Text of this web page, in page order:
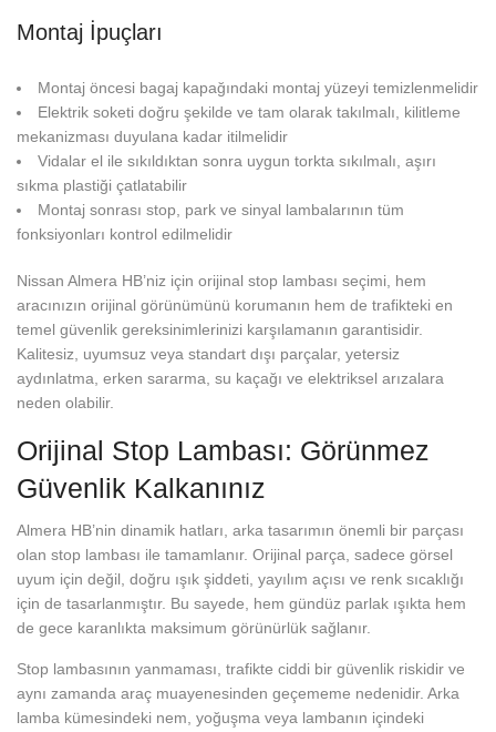
Montaj İpuçları
Montaj öncesi bagaj kapağındaki montaj yüzeyi temizlenmelidir
Elektrik soketi doğru şekilde ve tam olarak takılmalı, kilitleme
mekanizması duyulana kadar itilmelidir
Vidalar el ile sıkıldıktan sonra uygun torkta sıkılmalı, aşırı
sıkma plastiği çatlatabilir
Montaj sonrası stop, park ve sinyal lambalarının tüm
fonksiyonları kontrol edilmelidir
Nissan Almera HB’niz için orijinal stop lambası seçimi, hem
aracınızın orijinal görünümünü korumanın hem de trafikteki en
temel güvenlik gereksinimlerinizi karşılamanın garantisidir.
Kalitesiz, uyumsuz veya standart dışı parçalar, yetersiz
aydınlatma, erken sararma, su kaçağı ve elektriksel arızalara
neden olabilir.
Orijinal Stop Lambası: Görünmez
Güvenlik Kalkanınız
Almera HB’nin dinamik hatları, arka tasarımın önemli bir parçası
olan stop lambası ile tamamlanır. Orijinal parça, sadece görsel
uyum için değil, doğru ışık şiddeti, yayılım açısı ve renk sıcaklığı
için de tasarlanmıştır. Bu sayede, hem gündüz parlak ışıkta hem
de gece karanlıkta maksimum görünürlük sağlanır.
Stop lambasının yanmaması, trafikte ciddi bir güvenlik riskidir ve
aynı zamanda araç muayenesinden geçememe nedenidir. Arka
lamba kümesindeki nem, yoğuşma veya lambanın içindeki